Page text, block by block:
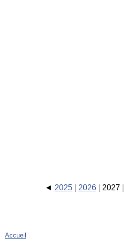
2025 2026 2027
Accueil